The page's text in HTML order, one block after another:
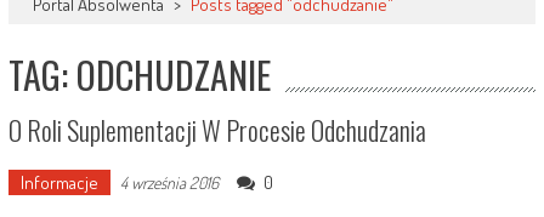
TAG: ODCHUDZANIE
O Roli Suplementacji W Procesie Odchudzania
Informacje 4 września 2016 0